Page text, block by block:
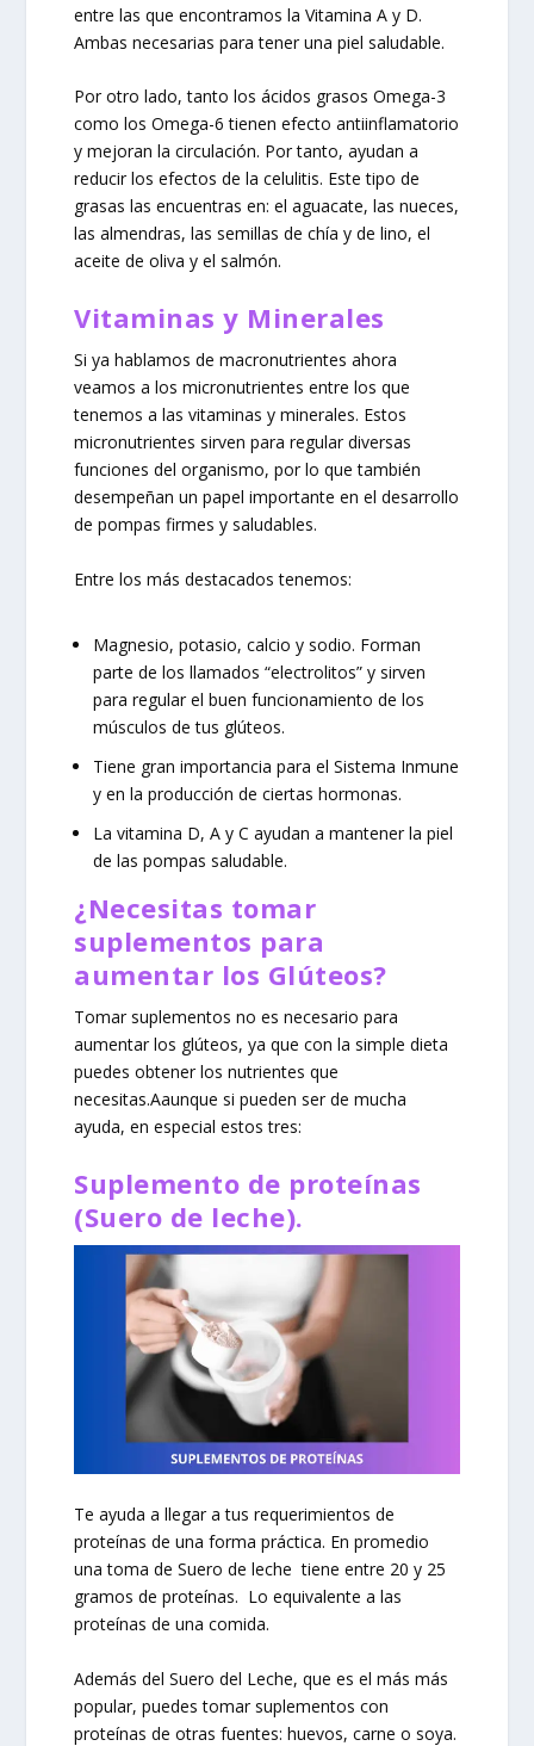
entre las que encontramos la Vitamina A y D.
Ambas necesarias para tener una piel saludable.
Por otro lado, tanto los ácidos grasos Omega-3
como los Omega-6 tienen efecto antiinflamatorio
y mejoran la circulación. Por tanto, ayudan a
reducir los efectos de la celulitis. Este tipo de
grasas las encuentras en: el aguacate, las nueces,
las almendras, las semillas de chía y de lino, el
aceite de oliva y el salmón.
Vitaminas y Minerales
Si ya hablamos de macronutrientes ahora
veamos a los micronutrientes entre los que
tenemos a las vitaminas y minerales. Estos
micronutrientes sirven para regular diversas
funciones del organismo, por lo que también
desempeñan un papel importante en el desarrollo
de pompas firmes y saludables.
Entre los más destacados tenemos:
Magnesio, potasio, calcio y sodio. Forman
parte de los llamados “electrolitos” y sirven
para regular el buen funcionamiento de los
músculos de tus glúteos.
Tiene gran importancia para el Sistema Inmune
y en la producción de ciertas hormonas.
La vitamina D, A y C ayudan a mantener la piel
de las pompas saludable.
¿Necesitas tomar
suplementos para
aumentar los Glúteos?
Tomar suplementos no es necesario para
aumentar los glúteos, ya que con la simple dieta
puedes obtener los nutrientes que
necesitas.Aaunque si pueden ser de mucha
ayuda, en especial estos tres:
Suplemento de proteínas
(Suero de leche).
Te ayuda a llegar a tus requerimientos de
proteínas de una forma práctica. En promedio
una toma de Suero de leche tiene entre 20 y 25
gramos de proteínas. Lo equivalente a las
proteínas de una comida.
Además del Suero del Leche, que es el más más
popular, puedes tomar suplementos con
proteínas de otras fuentes: huevos, carne o soya.